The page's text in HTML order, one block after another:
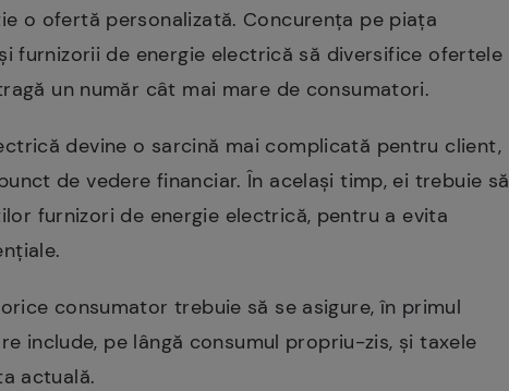
o ofertă personalizată. Concurența pe piața
furnizorii de energie electrică să diversifice ofertele
un număr cât mai mare de consumatori.
devine o sarcină mai complicată pentru client,
de vedere financiar. În același timp, ei trebuie să
furnizori de energie electrică, pentru a evita
consumator trebuie să se asigure, în primul
include, pe lângă consumul propriu-zis, și taxele
actuală.